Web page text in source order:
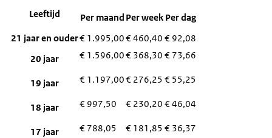
Leeftijd Per maand Per week Per dag
21 jaar en ouder€ 1.995,00€ 460,40 € 92,08
20 jaar
€ 1.596,00€ 368,30 € 73,66
19 jaar € 1.197,00€ 276,25 € 55,25
18 jaar € 997,50 € 230,20 € 46,04
17 jaar € 788,05 € 181,85 € 36,37